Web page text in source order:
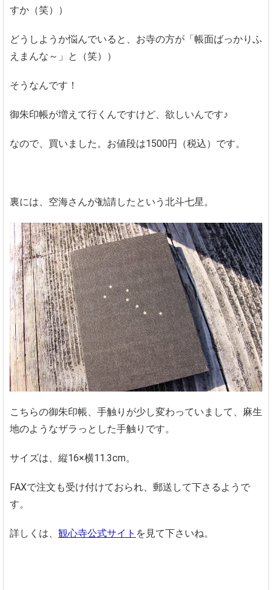
すか（笑））
どうしようか悩んでいると、お寺の方が「帳面ばっかりふ
えまんな～」と（笑））
そうなんです！
御朱印帳が増えて行くんですけど、欲しいんです♪
なので、買いました。お値段は1500円（税込）です。
裏には、空海さんが勧請したという北斗七星。
こちらの御朱印帳、手触りが少し変わっていまして、麻生
地のようなザラっとした手触りです。
サイズは、縦16×横11.3cm。
FAXで注文も受け付けておられ、郵送して下さるようで
す。
詳しくは、 観心寺公式サイト を見て下さいね。